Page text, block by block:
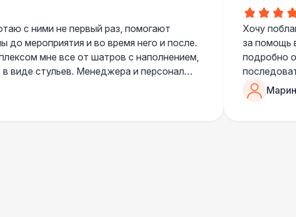
с ними не первый раз, помогают
до мероприятия и во время него и после.
мне все от шатров с наполнением,
виде стульев. Менеджера и персонал
всегда подскажут что лучше взять и
Очень люблю работать именно с ними,
Хочу
за помощь
подробно
Романом,
«Рука с